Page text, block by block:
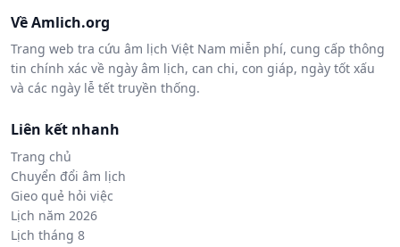
Về Amlich.org
Trang web tra cứu âm lịch Việt Nam miễn phí, cung cấp thông
tin chính xác về ngày âm lịch, can chi, con giáp, ngày tốt xấu
và các ngày lễ tết truyền thống.
Liên kết nhanh
Trang chủ
Chuyển đổi âm lịch
Gieo quẻ hỏi việc
Lịch năm 2026
Lịch tháng 8